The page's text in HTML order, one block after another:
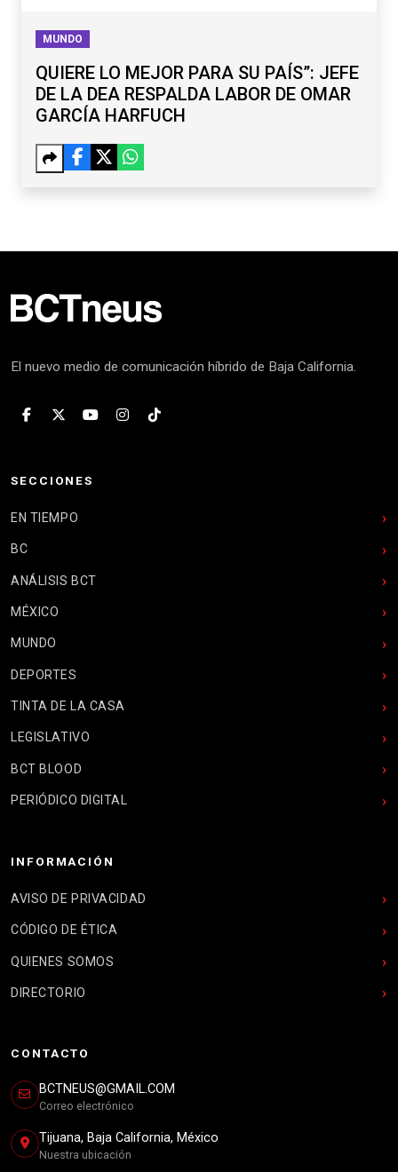
MUNDO
QUIERE LO MEJOR PARA SU PAÍS”: JEFE
DE LA DEA RESPALDA LABOR DE OMAR
GARCÍA HARFUCH
El nuevo medio de comunicación híbrido de Baja California.
SECCIONES
EN TIEMPO
BC
ANÁLISIS BCT
MÉXICO
MUNDO
DEPORTES
TINTA DE LA CASA
LEGISLATIVO
BCT BLOOD
PERIÓDICO DIGITAL
INFORMACIÓN
AVISO DE PRIVACIDAD
CÓDIGO DE ÉTICA
QUIENES SOMOS
DIRECTORIO
CONTACTO
BCTNEUS@GMAIL.COM
Correo electrónico
Tijuana, Baja California, México
Nuestra ubicación